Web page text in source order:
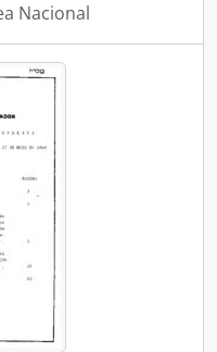
Nacional